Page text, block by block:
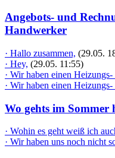
Angebots- und
Handwerker
· Hallo zusammen, (29.05.
· Hey, (29.05. 11:55)
· Wir haben einen Heizungs-
· Wir haben einen Heizungs-
Wo gehts im Sommer
· Wohin es geht weiß ich
· Wir haben uns noch nicht